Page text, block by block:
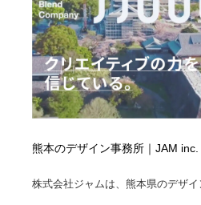
熊本のデザイン事務所｜JAM inc.
株式会社ジャムは、熊本県のデザイ